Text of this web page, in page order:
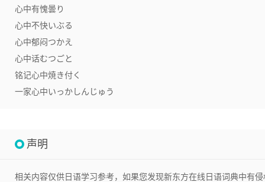
心中有愧曇り
心中不快いぶる
心中郁闷つかえ
心中话むつごと
铭记心中焼き付く
一家心中いっかしんじゅう
声明
相关内容仅供日语学习参考，如果您发现新东方在线日语词典中有